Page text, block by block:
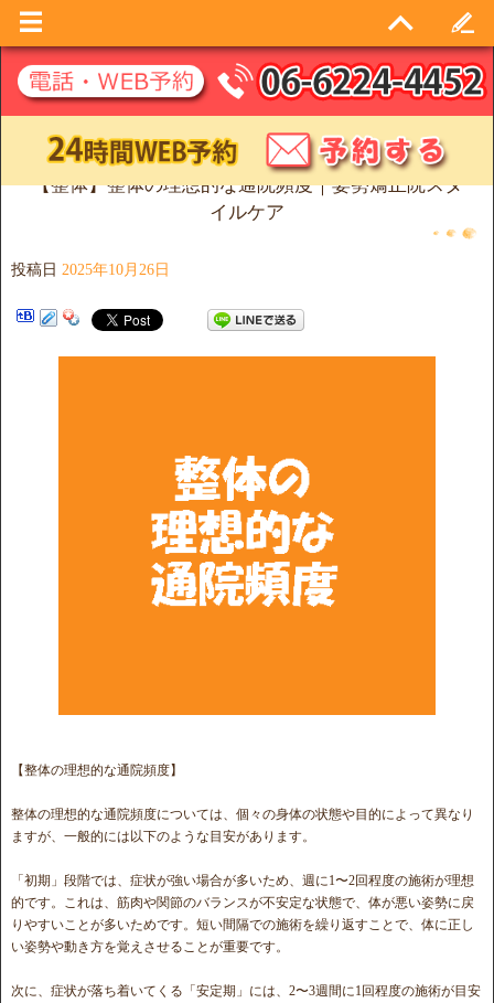
【整体】整体の理想的な通院頻度｜姿勢矯正院スタ
イルケア
投稿日 2025年10月26日
【整体の理想的な通院頻度】
整体の理想的な通院頻度については、個々の身体の状態や目的によって異なり
ますが、一般的には以下のような目安があります。
「初期」段階では、症状が強い場合が多いため、週に1〜2回程度の施術が理想
的です。これは、筋肉や関節のバランスが不安定な状態で、体が悪い姿勢に戻
りやすいことが多いためです。短い間隔での施術を繰り返すことで、体に正し
い姿勢や動き方を覚えさせることが重要です。
次に、症状が落ち着いてくる「安定期」には、2〜3週間に1回程度の施術が目安